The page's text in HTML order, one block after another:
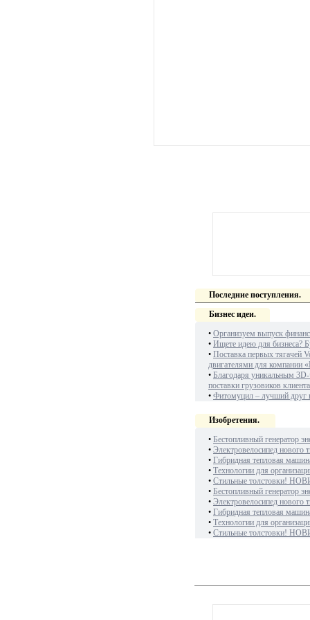
Последние поступления.
Бизнес идеи.
• Организуем выпуск
• Ищете идею для бизнеса?
• Поставка первых тягачей
двигателями для компании
• Благодаря уникальным
поставки грузовиков
• Фитомуцил – лучший друг
Изобретения.
• Бестопливный генератор
• Электровелосипед нового
• Гибридная тепловая
• Технологии для
• Стильные толстовки!
• Бестопливный генератор
• Электровелосипед нового
• Гибридная тепловая
• Технологии для
• Стильные толстовки!